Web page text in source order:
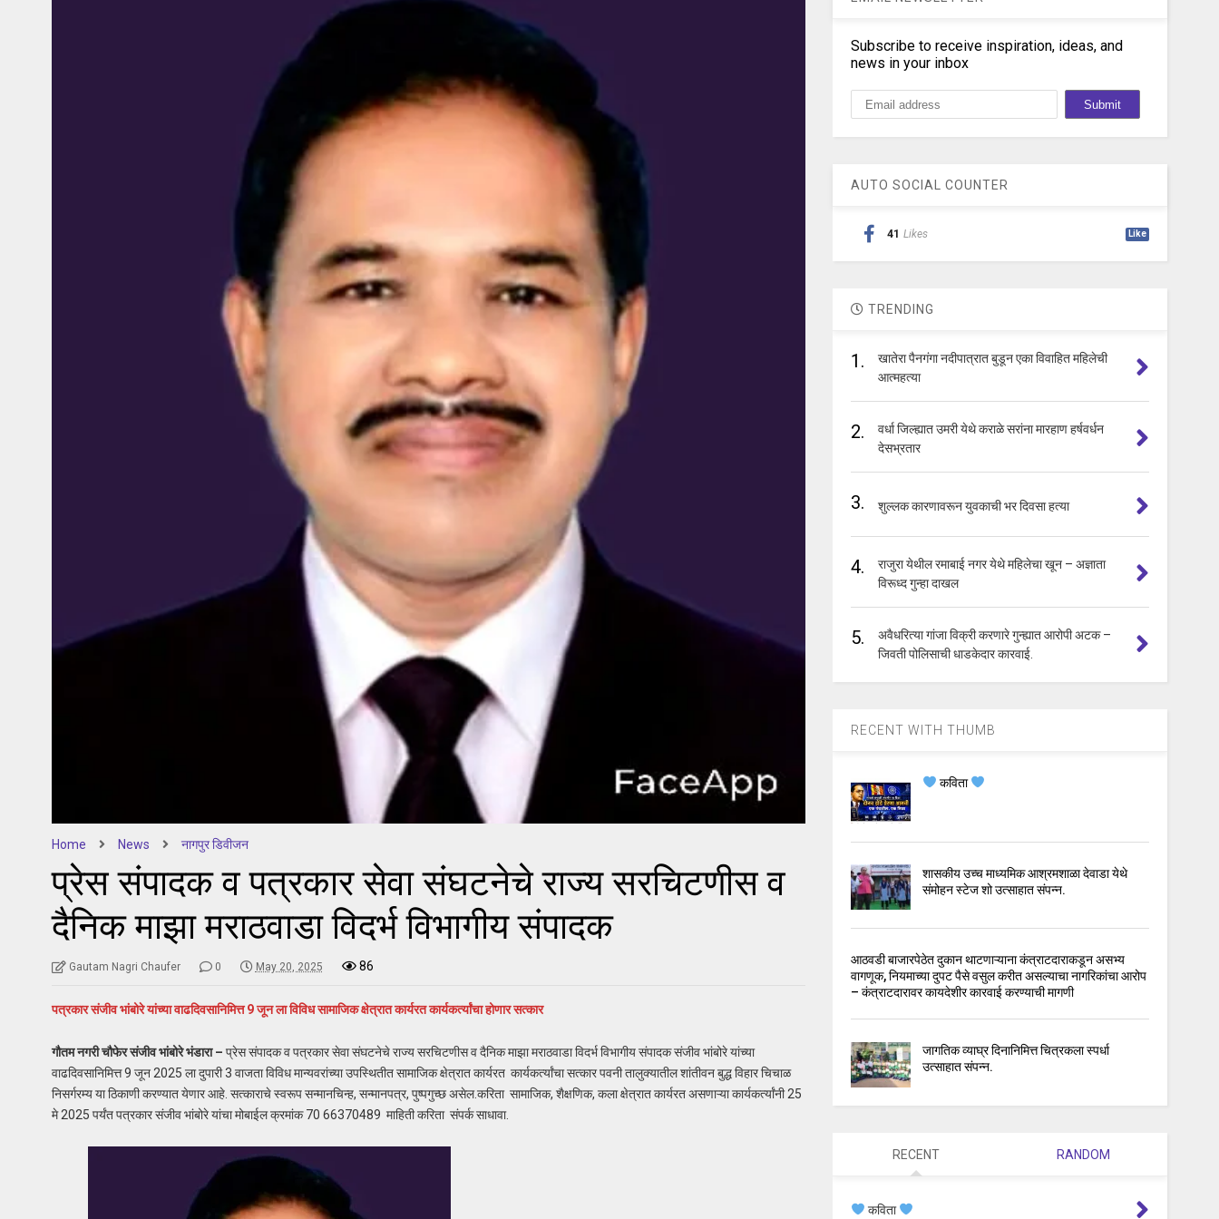
Home News नागपुर डिवीजन
प्रेस संपादक व पत्रकार सेवा संघटनेचे राज्य सरचिटणीस व
दैनिक माझा मराठवाडा विदर्भ विभागीय संपादक
Gautam Nagri Chaufer 0 May 20, 2025 86
पत्रकार संजीव भांबोरे यांच्या वाढदिवसानिमित्त 9 जून ला विविध सामाजिक क्षेत्रात कार्यरत कार्यकर्त्यांचा होणार सत्कार
गौतम नगरी चौफेर संजीव भांबोरे भंडारा – प्रेस संपादक व पत्रकार सेवा संघटनेचे राज्य सरचिटणीस व दैनिक माझा मराठवाडा विदर्भ विभागीय संपादक संजीव भांबोरे यांच्या
वाढदिवसानिमित्त 9 जून 2025 ला दुपारी 3 वाजता विविध मान्यवरांच्या उपस्थितीत सामाजिक क्षेत्रात कार्यरत कार्यकर्त्यांचा सत्कार पवनी तालुक्यातील शांतीवन बुद्ध विहार चिचाळ
निसर्गरम्य या ठिकाणी करण्यात येणार आहे. सत्काराचे स्वरूप सन्मानचिन्ह, सन्मानपत्र, पुष्पगुच्छ असेल.करिता सामाजिक, शैक्षणिक, कला क्षेत्रात कार्यरत असणाऱ्या कार्यकर्त्यांनी 25
मे 2025 पर्यंत पत्रकार संजीव भांबोरे यांचा मोबाईल क्रमांक 70 66370489 माहिती करिता संपर्क साधावा.
Subscribe to receive inspiration, ideas, and
news in your inbox
AUTO SOCIAL COUNTER
41 Likes Like
TRENDING
1.
खातेरा पैनगंगा नदीपात्रात बुडून एका विवाहित महिलेची
आत्महत्या
2.
वर्धा जिल्ह्यात उमरी येथे कराळे सरांना मारहाण हर्षवर्धन
देसभ्रतार
3. शुल्लक कारणावरून युवकाची भर दिवसा हत्या
4.
राजुरा येथील रमाबाई नगर येथे महिलेचा खून – अज्ञाता
विरूध्द गुन्हा दाखल
5.
अवैधरित्या गांजा विक्री करणारे गुन्ह्यात आरोपी अटक –
जिवती पोलिसाची धाडकेदार कारवाई.
RECENT WITH THUMB
कविता
शासकीय उच्च माध्यमिक आश्रमशाळा देवाडा येथे
संमोहन स्टेज शो उत्साहात संपन्न.
आठवडी बाजारपेठेत दुकान थाटणाऱ्याना कंत्राटदाराकडून असभ्य
वागणूक, नियमाच्या दुपट पैसे वसुल करीत असल्याचा नागरिकांचा आरोप
– कंत्राटदारावर कायदेशीर कारवाई करण्याची मागणी
जागतिक व्याघ्र दिनानिमित्त चित्रकला स्पर्धा
उत्साहात संपन्न.
RECENT RANDOM
कविता